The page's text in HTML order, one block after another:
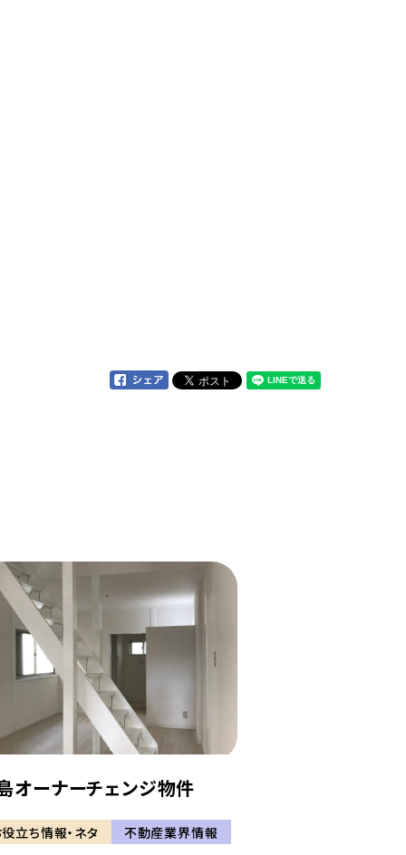
オーナーチェンジ物件
立ち情報・ネタ 不動産業界情報